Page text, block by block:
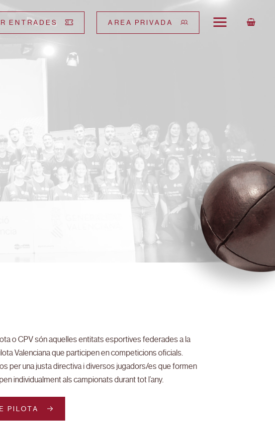
ENTRADES AREA PRIVADA
o CPV són aquelles entitats esportives federades a la
Valenciana que participen en competicions oficials.
per una justa directiva i diversos jugadors/es que formen
individualment als campionats durant tot l’any.
PILOTA